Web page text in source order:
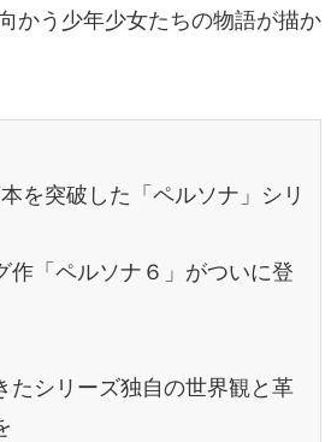
かう少年少女たちの物語が描か
を突破した「ペルソナ」シリ
作「ペルソナ６」がついに登
たシリーズ独自の世界観と革